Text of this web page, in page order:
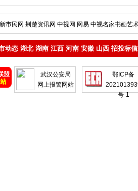
市民网 荆楚资讯网 中视网 网易 中视名家书画艺
动态 湖北 湖南 江西 河南 安徽 山西 招投标
武汉公安局
网上报警网站
鄂ICP备
号-1